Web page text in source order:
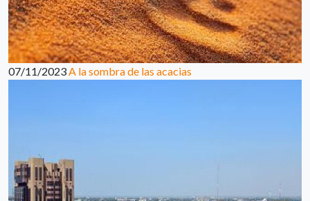
07/11/2023A la sombra de las acacias